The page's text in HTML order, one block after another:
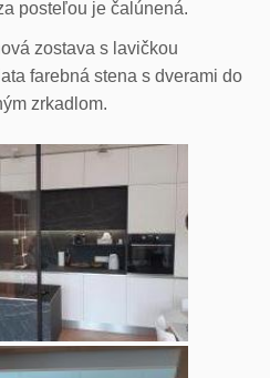
posteľou je čalúnená.
zostava s lavičkou
farebná stena s dverami do
zrkadlom.